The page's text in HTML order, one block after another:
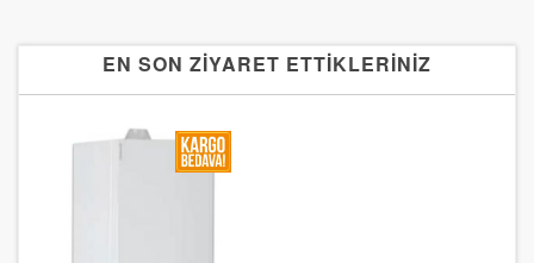
EN SON ZİYARET ETTİKLERİNİZ